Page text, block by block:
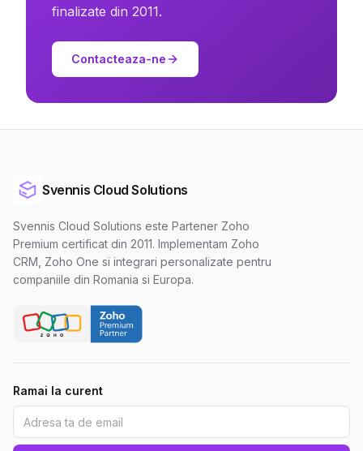
finalizate din 2011.
Contacteaza-ne
Svennis Cloud Solutions
Svennis Cloud Solutions este Partener Zoho
Premium certificat din 2011. Implementam Zoho
CRM, Zoho One si integrari personalizate pentru
companiile din Romania si Europa.
Ramai la curent